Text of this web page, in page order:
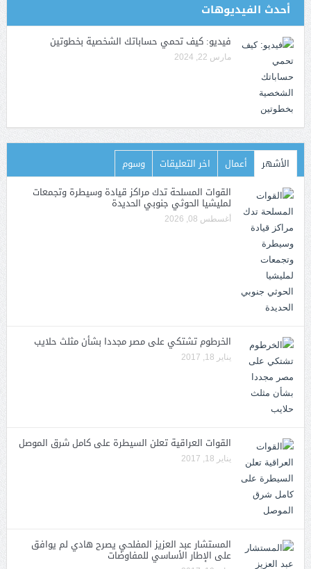
أحدث الفيديوهات
فيديو: كيف تحمي حساباتك الشخصية بخطوتين
مارس 22, 2024
الأشهر أعمال اخر التعليقات
وسوم
القوات المسلحة تدك مراكز قيادة وسيطرة وتجمعات
لمليشيا الحوثي جنوبي الحديدة
أغسطس 08, 2026
الخرطوم تشتكي على مصر مجددا بشأن مثلث حلايب
يناير 18, 2017
القوات العراقية تعلن السيطرة على كامل شرق الموصل
يناير 18, 2017
المستشار عبد العزيز المفلحي يصرح هادي لم يوافق
على الإطار الأساسي للمفاوضات